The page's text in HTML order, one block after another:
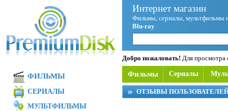
Интернет магазин
Фильмы, сериалы, мультфильмы
Blu-ray
Добро пожаловать! Для просмотра
Фильмы Сериалы
ОТЗЫВЫ
ФИЛЬМЫ
СЕРИАЛЫ
МУЛЬТФИЛЬМЫ